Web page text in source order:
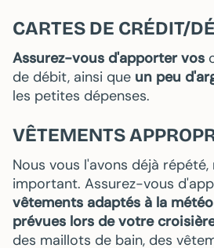
CARTES DE CRÉDIT/
Assurez-vous d'apporter vos
de débit, ainsi que un peu
les petites dépenses.
VÊTEMENTS
Nous vous l'avons déjà
important. Assurez-vous
vêtements adaptés à la
prévues lors de votre
des maillots de bain, des